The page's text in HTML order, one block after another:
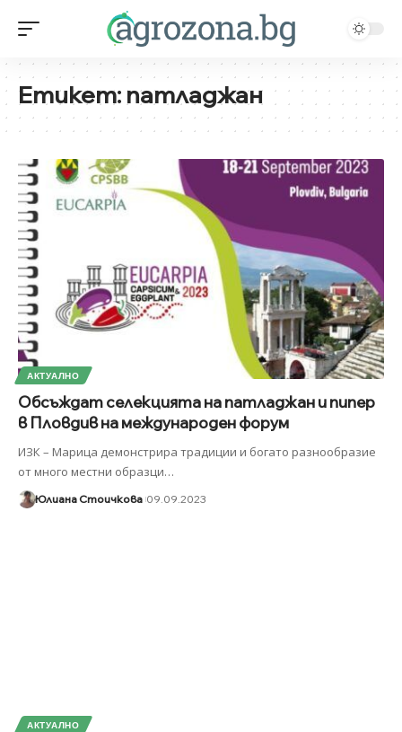
Етикет:патладжан
АКТУАЛНО
Обсъждат селекцията на патладжан и пипер
в Пловдив на международен форум
ИЗК – Марица демонстрира традиции и богато разнообразие
от много местни образци…
Юлиана Стоичкова 09.09.2023
АКТУАЛНО